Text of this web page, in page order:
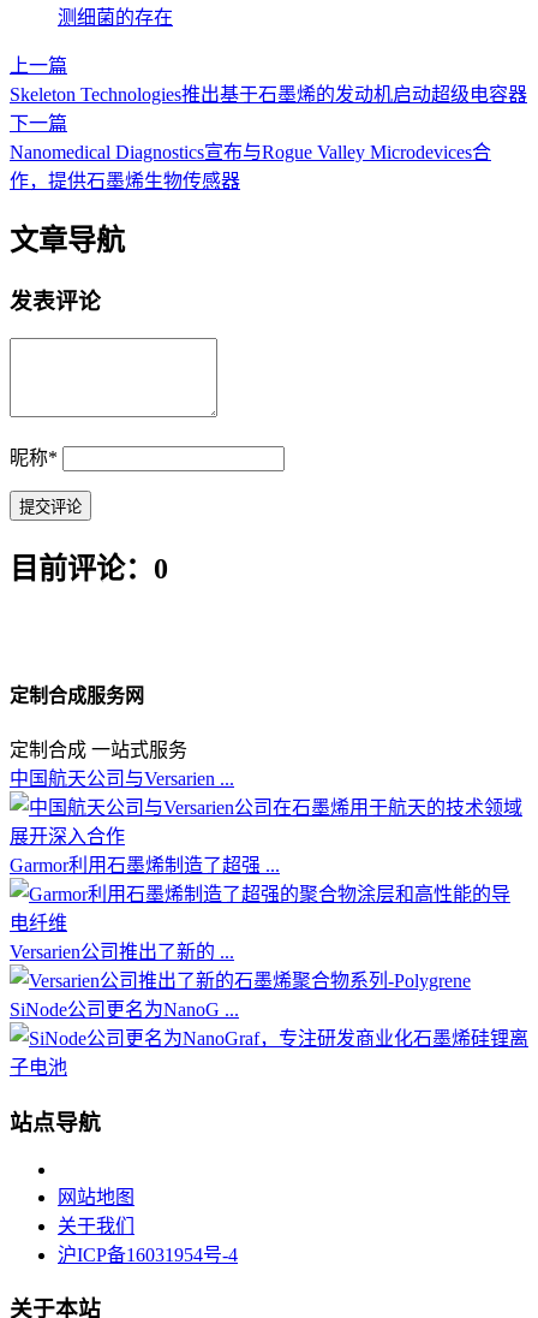
测细菌的存在
上一篇
Skeleton Technologies推出基于石墨烯的发动机启动超级电容器
下一篇
Nanomedical Diagnostics宣布与Rogue Valley Microdevices合
作，提供石墨烯生物传感器
文章导航
发表评论
昵称*
目前评论：0
定制合成服务网
定制合成 一站式服务
中国航天公司与Versarien ...
Garmor利用石墨烯制造了超强 ...
Versarien公司推出了新的 ...
SiNode公司更名为NanoG ...
站点导航
网站地图
关于我们
沪ICP备16031954号-4
关于本站